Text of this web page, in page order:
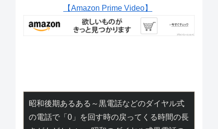
【Amazon Prime Video】
昭和後期あるある～黒電話などのダイヤル式
の電話で「0」を回す時の戻ってくる時間の長